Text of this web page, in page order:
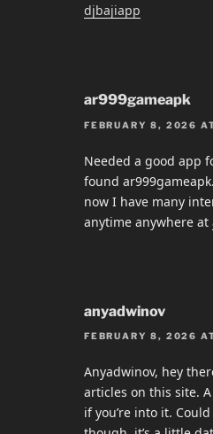
djbajiapp
ar999gameapk
FEBRUARY 8, 2026
Needed a good app
found
now I have many
anytime anywhere at
anyadwinov
FEBRUARY 8, 2026
Anyadwinov, hey
articles on this site.
if you’re into it.